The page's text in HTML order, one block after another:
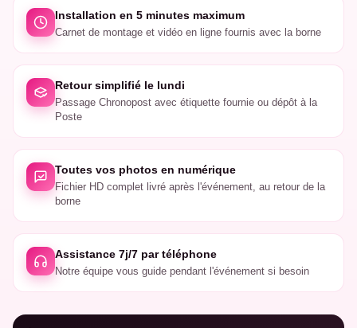
Installation en 5 minutes maximum
Carnet de montage et vidéo en ligne fournis avec la borne
Retour simplifié le lundi
Passage Chronopost avec étiquette fournie ou dépôt à la
Poste
Toutes vos photos en numérique
Fichier HD complet livré après l'événement, au retour de la
borne
Assistance 7j/7 par téléphone
Notre équipe vous guide pendant l'événement si besoin